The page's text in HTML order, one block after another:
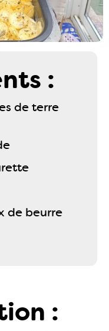
:
de terre
de beurre
: